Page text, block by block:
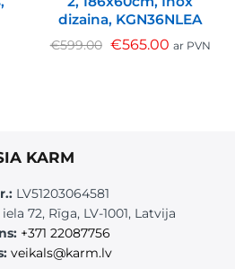
dizaina, KGN36NLEA
€599.00 €565.00 ar PVN
KARM
LV51203064581
72, Rīga, LV-1001, Latvija
+371 22087756
veikals@karm.lv